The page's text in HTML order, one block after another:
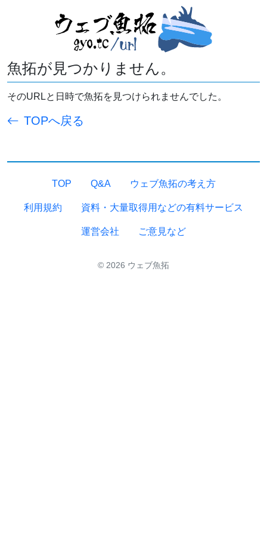
魚拓が見つかりません。
そのURLと日時で魚拓を見つけられませんでした。
TOPへ戻る
TOP Q&A ウェブ魚拓の考え方
利用規約 資料・大量取得用などの有料サービス
運営会社 ご意見など
© 2026 ウェブ魚拓